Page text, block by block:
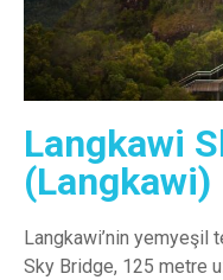
Langkawi
(Langkawi)
Langkawi’nin yemyeşil
Sky Bridge, 125 metre